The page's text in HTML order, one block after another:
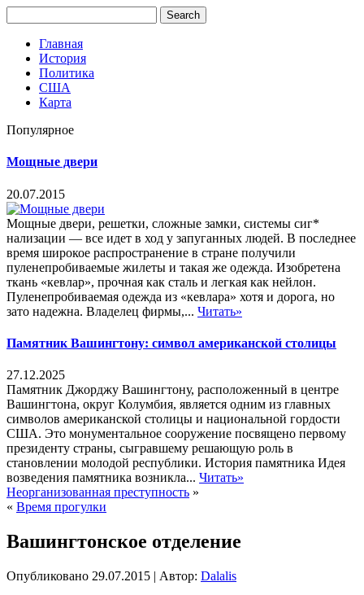
Главная
История
Политика
США
Карта
Популярное
Мощные двери
20.07.2015
Мощные двери, решетки, сложные замки, системы сиг*
нализации — все идет в ход у запуганных людей. В последнее
время широкое распространение в стране получили
пуленепробиваемые жилеты и такая же одежда. Изобретена
ткань «кевлар», прочная как сталь и легкая как нейлон.
Пуленепробиваемая одежда из «кевлара» хотя и дорога, но
зато надежна. Владелец фирмы,... Читать»
Памятник Вашингтону: символ американской столицы
27.12.2025
Памятник Джорджу Вашингтону, расположенный в центре
Вашингтона, округ Колумбия, является одним из главных
символов американской столицы и национальной гордости
США. Это монументальное сооружение посвящено первому
президенту страны, сыгравшему решающую роль в
становлении молодой республики. История памятника Идея
возведения памятника возникла... Читать»
Неорганизованная преступность »
« Время прогулки
Вашингтонское отделение
Опубликовано 29.07.2015 | Автор: Dalalis